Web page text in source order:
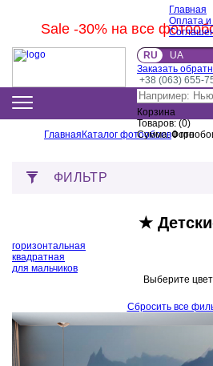
Sale -30% на все
Главная
Оплата и
RU
UA
Заказать
+38 (063) 655-
Корзина
Товаров: (0)
Сумма: 0грн
Главная Каталог фотообоев
ФИЛЬТР
★
горизонтальная
квадратная
для мальчиков
Выберите
Сбросить все